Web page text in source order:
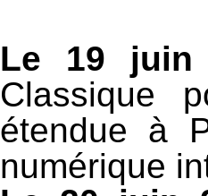
Le 19 juin
Classique
étendue à
numérique